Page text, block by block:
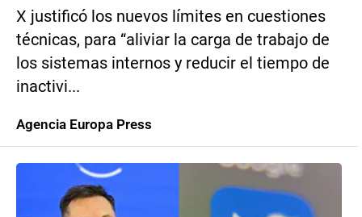
X justificó los nuevos límites en cuestiones
técnicas, para “aliviar la carga de trabajo de
los sistemas internos y reducir el tiempo de
inactivi...
Agencia Europa Press